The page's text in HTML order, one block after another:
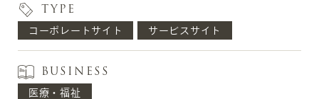
TYPE
コーポレートサイト サービスサイト
BUSINESS
医療・福祉